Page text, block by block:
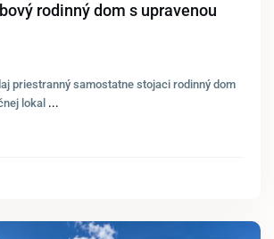
rodinný dom s upravenou
priestranný samostatne stojaci rodinný dom
lokal ...